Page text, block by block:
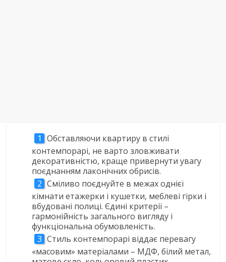
Обставляючи квартиру в стилі
контемпорарі, не варто зловживати
декоративністю, краще привернути увагу
поєднанням лаконічних обрисів.
Сміливо поєднуйте в межах однієї
кімнати етажерки і кушетки, меблеві гірки і
вбудовані полиці. Єдині критерії –
гармонійність загального вигляду і
функціональна обумовленість.
Стиль контемпорарі віддає перевагу
«масовим» матеріалами – МДФ, білий метал,